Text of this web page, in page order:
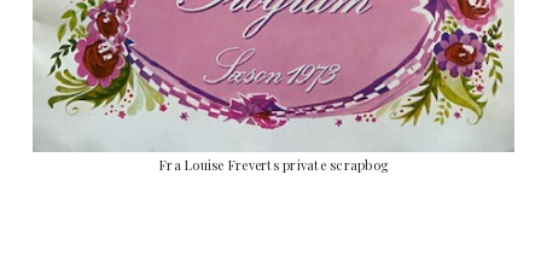
Fra Louise Freverts private scrapbog